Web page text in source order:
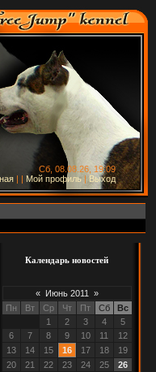
Сб, 08.08.26, 19:09
| | Мой профиль | Выход
Календарь новостей
« Июнь 2011
»
Пн
Вт Ср Чт Пт Сб
Вс
1
2 3 4
5
6
7 8 9 10 11
12
13
14 15 16 17 18
19
20
21 22 23 24 25
26